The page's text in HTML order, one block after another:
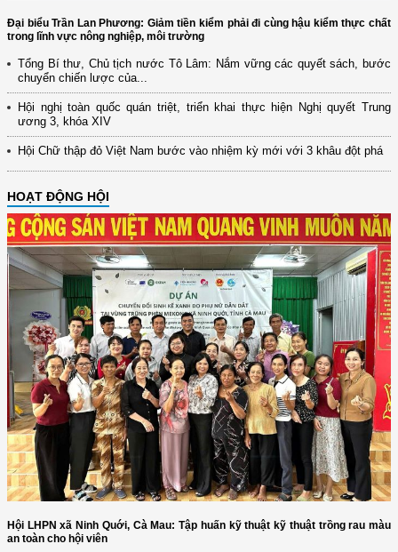
Đại biểu Trần Lan Phương: Giảm tiền kiểm phải đi cùng hậu kiểm thực chất
trong lĩnh vực nông nghiệp, môi trường
Tổng Bí thư, Chủ tịch nước Tô Lâm: Nắm vững các quyết sách, bước
chuyển chiến lược của...
Hội nghị toàn quốc quán triệt, triển khai thực hiện Nghị quyết Trung
ương 3, khóa XIV
Hội Chữ thập đỏ Việt Nam bước vào nhiệm kỳ mới với 3 khâu đột phá
HOẠT ĐỘNG HỘI
Hội LHPN xã Ninh Quới, Cà Mau: Tập huấn kỹ thuật kỹ thuật trồng rau màu
an toàn cho hội viên